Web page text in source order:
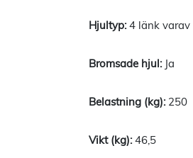
4 länk varav
Ja
250
46,5